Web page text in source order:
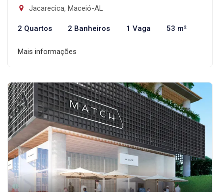
Jacarecica, Maceió-AL
2 Quartos 2 Banheiros 1 Vaga 53 m²
Mais informações